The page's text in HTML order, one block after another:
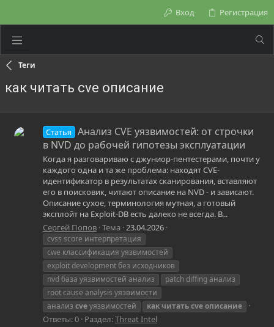
Вход Регистрация
Теги
как читать cve описание
Статья
Анализ CVE уязвимостей: от строчки
в NVD до рабочей гипотезы эксплуатации
Когда я разговариваю с джуниор-пентестерами, почти у
каждого одна и та же проблема: находят CVE-
идентификатор в результатах сканирования, вставляют
его в поисковик, читают описание на NVD - и зависают.
Описание сухое, терминология мутная, а готовый
эксплойт на Exploit-DB есть далеко не всегда. В...
Сергей Попов Тема 23.04.2026
cvss score интерпретация
cwe классификация уязвимостей
exploit development без исходников
nvd база уязвимостей анализ
patch diffing анализ
root cause analysis уязвимости
анализ cveуязвимостей как читатьcveописание
Ответы: 0 Раздел:Threat Intel